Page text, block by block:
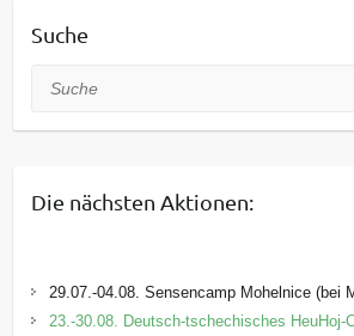
Suche
Suche
Die nächsten Aktionen:
29.07.-04.08. Sensencamp Mohelnice (bei
23.-30.08. Deutsch-tschechisches HeuHoj-